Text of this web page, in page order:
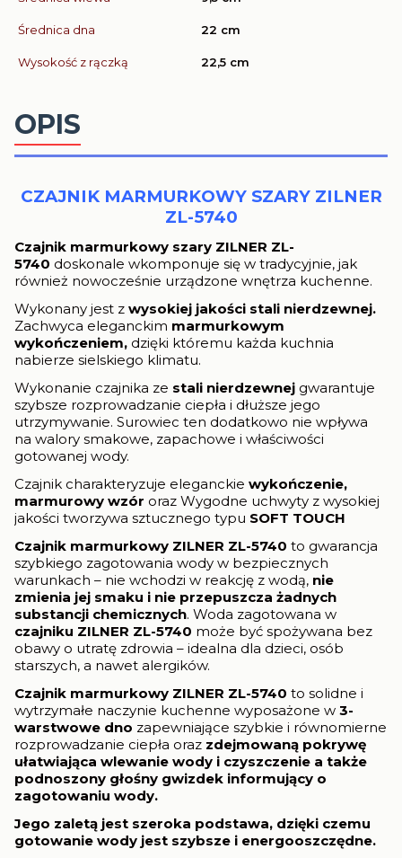
Średnica dna 22 cm
Wysokość z rączką 22,5 cm
OPIS
CZAJNIK MARMURKOWY SZARY ZILNER
ZL-5740
Czajnik marmurkowy szary ZILNER ZL-
5740 doskonale wkomponuje się w tradycyjnie, jak
również nowocześnie urządzone wnętrza kuchenne.
Wykonany jest z wysokiej jakości stali nierdzewnej.
Zachwyca eleganckim marmurkowym
wykończeniem, dzięki któremu każda kuchnia
nabierze sielskiego klimatu.
Wykonanie czajnika ze stali nierdzewnej gwarantuje
szybsze rozprowadzanie ciepła i dłuższe jego
utrzymywanie. Surowiec ten dodatkowo nie wpływa
na walory smakowe, zapachowe i właściwości
gotowanej wody.
Czajnik charakteryzuje eleganckie wykończenie,
marmurowy wzór oraz Wygodne uchwyty z wysokiej
jakości tworzywa sztucznego typu SOFT TOUCH
Czajnik marmurkowy ZILNER ZL-5740 to gwarancja
szybkiego zagotowania wody w bezpiecznych
warunkach – nie wchodzi w reakcję z wodą, nie
zmienia jej smaku i nie przepuszcza żadnych
substancji chemicznych. Woda zagotowana w
czajniku ZILNER ZL-5740 może być spożywana bez
obawy o utratę zdrowia – idealna dla dzieci, osób
starszych, a nawet alergików.
Czajnik marmurkowy ZILNER ZL-5740 to solidne i
wytrzymałe naczynie kuchenne wyposażone w 3-
warstwowe dno zapewniające szybkie i równomierne
rozprowadzanie ciepła oraz zdejmowaną pokrywę
ułatwiająca wlewanie wody i czyszczenie a także
podnoszony głośny gwizdek informujący o
zagotowaniu wody.
Jego zaletą jest szeroka podstawa, dzięki czemu
gotowanie wody jest szybsze i energooszczędne.